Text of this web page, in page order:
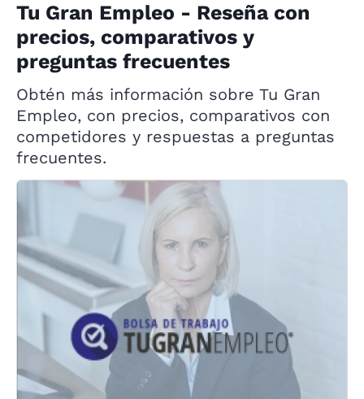
Tu Gran Empleo - Reseña con
precios, comparativos y
preguntas frecuentes
Obtén más información sobre Tu Gran
Empleo, con precios, comparativos con
competidores y respuestas a preguntas
frecuentes.